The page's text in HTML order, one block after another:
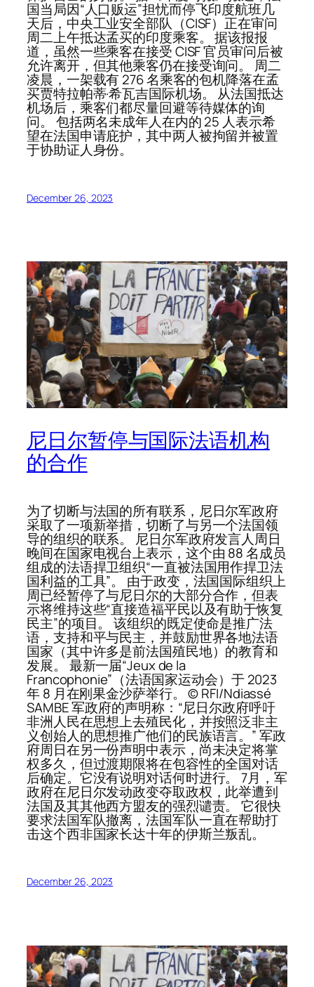
国当局因“人口贩运”担忧而停飞印度航班几
天后，中央工业安全部队（CISF）正在审问
周二上午抵达孟买的印度乘客。 据该报报
道，虽然一些乘客在接受 CISF 官员审问后被
允许离开，但其他乘客仍在接受询问。 周二
凌晨，一架载有 276 名乘客的包机降落在孟
买贾特拉帕蒂·希瓦吉国际机场。 从法国抵达
机场后，乘客们都尽量回避等待媒体的询
问。 包括两名未成年人在内的 25 人表示希
望在法国申请庇护，其中两人被拘留并被置
于协助证人身份。
December 26, 2023
尼日尔暂停与国际法语机构
的合作
为了切断与法国的所有联系，尼日尔军政府
采取了一项新举措，切断了与另一个法国领
导的组织的联系。 尼日尔军政府发言人周日
晚间在国家电视台上表示，这个由 88 名成员
组成的法语捍卫组织“一直被法国用作捍卫法
国利益的工具”。 由于政变，法国国际组织上
周已经暂停了与尼日尔的大部分合作，但表
示将维持这些“直接造福平民以及有助于恢复
民主”的项目。 该组织的既定使命是推广法
语，支持和平与民主，并鼓励世界各地法语
国家（其中许多是前法国殖民地）的教育和
发展。 最新一届“Jeux de la
Francophonie”（法语国家运动会）于 2023
年 8 月在刚果金沙萨举行。 © RFI/Ndiassé
SAMBE 军政府的声明称：“尼日尔政府呼吁
非洲人民在思想上去殖民化，并按照泛非主
义创始人的思想推广他们的民族语言。” 军政
府周日在另一份声明中表示，尚未决定将掌
权多久，但过渡期限将在包容性的全国对话
后确定。它没有说明对话何时进行。 7月，军
政府在尼日尔发动政变夺取政权，此举遭到
法国及其其他西方盟友的强烈谴责。 它很快
要求法国军队撤离，法国军队一直在帮助打
击这个西非国家长达十年的伊斯兰叛乱。
December 26, 2023